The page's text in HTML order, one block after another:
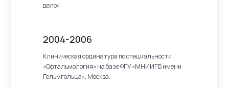
дело»
2004-2006
Клиническая ординатура по специальности
«Офтальмология» на базе ФГУ «МНИИГБ имени
Гельмгольца», Москва.